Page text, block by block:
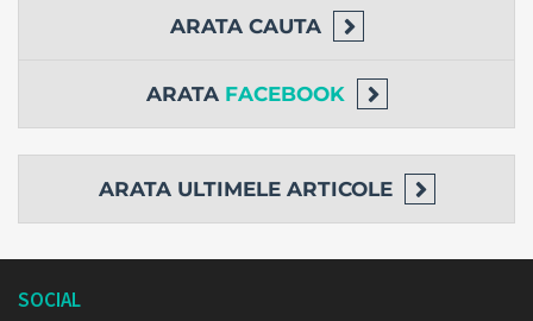
ARATA CAUTA
ARATA FACEBOOK
ARATA ULTIMELE ARTICOLE
SOCIAL